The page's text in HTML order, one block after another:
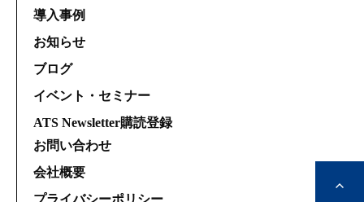
導入事例
お知らせ
ブログ
イベント・セミナー
ATS Newsletter購読登録
お問い合わせ
会社概要
プライバシーポリシー